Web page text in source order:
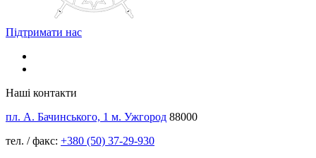
Підтримати нас
Наші контакти
пл. А. Бачинського, 1 м. Ужгород 88000
тел. / факс: +380 (50) 37-29-930